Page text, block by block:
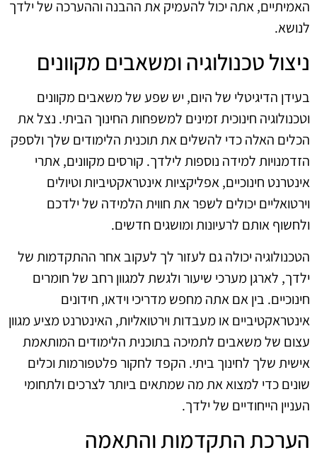
האמיתיים, אתה יכול להעמיק את ההבנה וההערכה של ילדך
לנושא.
ניצול טכנולוגיה ומשאבים מקוונים
בעידן הדיגיטלי של היום, יש שפע של משאבים מקוונים
וטכנולוגיה חינוכית זמינים למשפחות החינוך הביתי. נצל את
הכלים האלה כדי להשלים את תוכנית הלימודים שלך ולספק
הזדמנויות למידה נוספות לילדך. קורסים מקוונים, אתרי
אינטרנט חינוכיים, אפליקציות אינטראקטיביות וטיולים
וירטואליים יכולים לשפר את חווית הלמידה של ילדכם
ולחשוף אותם לרעיונות ומושגים חדשים.
הטכנולוגיה יכולה גם לעזור לך לעקוב אחר ההתקדמות של
ילדך, לארגן מערכי שיעור ולגשת למגוון רחב של חומרים
חינוכיים. בין אם אתה מחפש מדריכי וידאו, חידונים
אינטראקטיביים או מעבדות וירטואליות, האינטרנט מציע מגוון
עצום של משאבים לתמיכה בתוכנית הלימודים המותאמת
אישית שלך לחינוך ביתי. הקפד לחקור פלטפורמות וכלים
שונים כדי למצוא את מה שמתאים ביותר לצרכים ולתחומי
העניין הייחודיים של ילדך.
הערכת התקדמות והתאמה